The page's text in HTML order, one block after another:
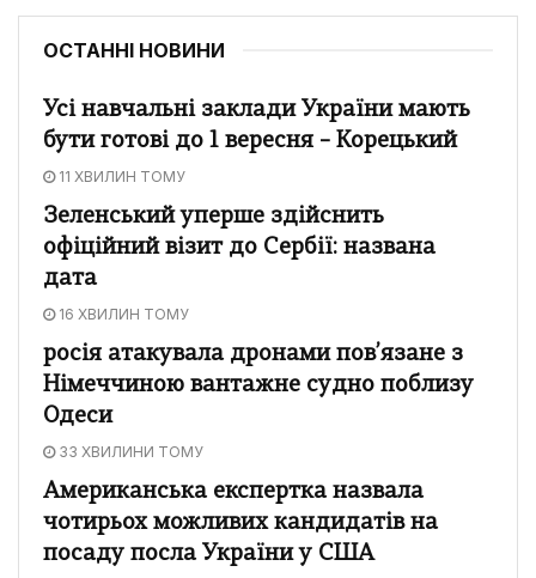
ОСТАННІ НОВИНИ
Усі навчальні заклади України мають
бути готові до 1 вересня – Корецький
11 ХВИЛИН ТОМУ
Зеленський уперше здійснить
офіційний візит до Сербії: названа
дата
16 ХВИЛИН ТОМУ
росія атакувала дронами пов’язане з
Німеччиною вантажне судно поблизу
Одеси
33 ХВИЛИНИ ТОМУ
Американська експертка назвала
чотирьох можливих кандидатів на
посаду посла України у США